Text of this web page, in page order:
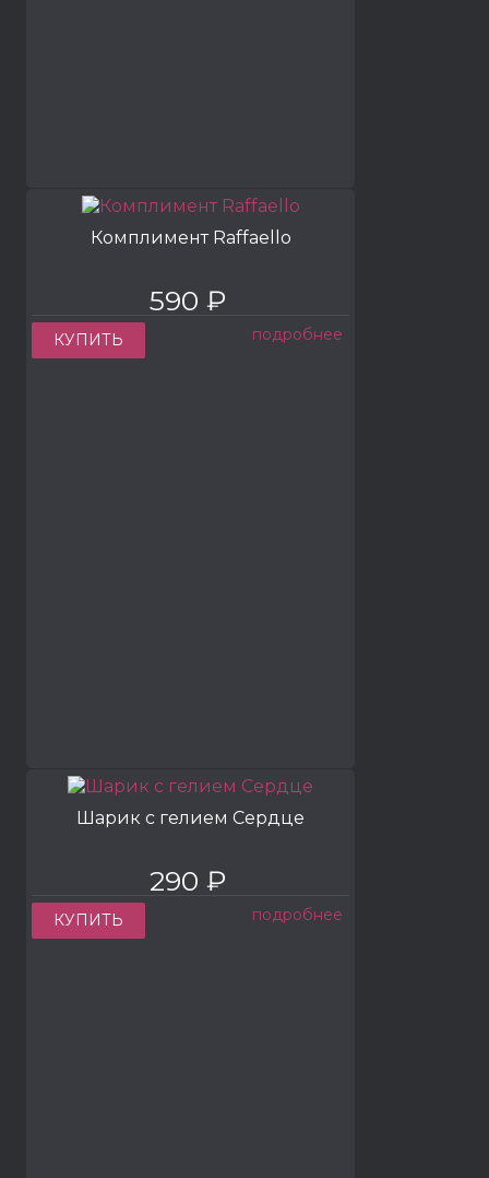
Комплимент Raffaello
590 ₽
КУПИТЬ подробнее
Шарик с гелием Сердце
290 ₽
КУПИТЬ подробнее